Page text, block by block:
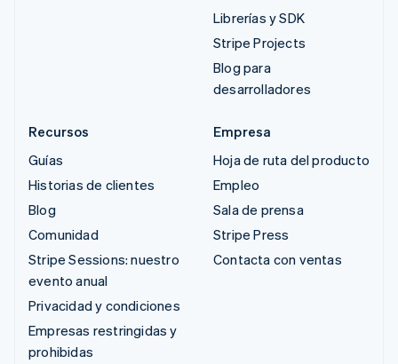
Librerías y SDK
Stripe Projects
Blog para
desarrolladores
Recursos
Guías
Historias de clientes
Blog
Comunidad
Stripe Sessions: nuestro
evento anual
Privacidad y condiciones
Empresas restringidas y
prohibidas
Empresa
Hoja de ruta del producto
Empleo
Sala de prensa
Stripe Press
Contacta con ventas